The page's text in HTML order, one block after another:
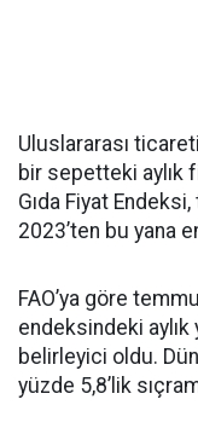
Uluslararası
bir sepetteki aylık
Gıda Fiyat
2023’ten bu yana
FAO’ya göre
endeksindeki aylık
belirleyici oldu.
yüzde 5,8’lik